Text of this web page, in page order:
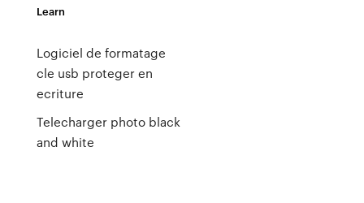
Learn
Logiciel de formatage
cle usb proteger en
ecriture
Telecharger photo black
and white